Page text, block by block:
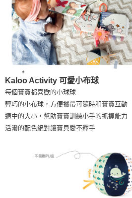
客戶支援中心」https://
【注意事項】
１．透過由恩沛科技股份有限公司提供之「
易，需依本服務之必要範圍內提供個人資料，
權轉讓予恩沛科技股份有限公司。
２．關於個人資料處理事宜，請瀏覽以下網址
３．未成年的使用者請事先徵得法定代理人
「AFTEE先享後付」，若未經同意申辦者引
任。
４．使用「AFTEE先享後付」時，將依據個
時審查核予不同之上限額度；若仍有額度不足
５．嚴禁一人註冊多個帳號或使用他人資訊註
貨到付款
每筆NT$120，滿NT$1,500(含以上)免運
Kaloo Activity 可愛小布球
每個寶寶都喜歡的小球球
輕巧的小布球，方便攜帶可隨時和寶寶互動
適中的大小，幫助寶寶訓練小手的抓握能力
活潑的配色絕對讓寶貝愛不釋手